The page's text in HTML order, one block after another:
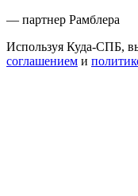
— партнер Рамблера
Используя Куда-СПБ,
соглашением и